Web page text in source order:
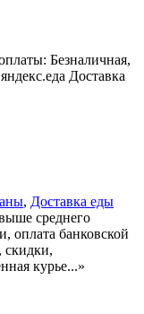
Безналичная,
Доставка
, Доставка еды
среднего
оплата банковской
курье...»